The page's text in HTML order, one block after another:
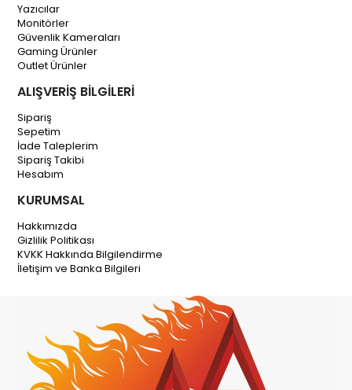
Yazıcılar
Monitörler
Güvenlik Kameraları
Gaming Ürünler
Outlet Ürünler
ALIŞVERİŞ BİLGİLERİ
Sipariş
Sepetim
İade Taleplerim
Sipariş Takibi
Hesabım
KURUMSAL
Hakkımızda
Gizlilik Politikası
KVKK Hakkında Bilgilendirme
İletişim ve Banka Bilgileri